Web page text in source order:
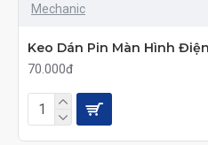
Mechanic
Keo Dán Pin Màn Hình
70.000đ